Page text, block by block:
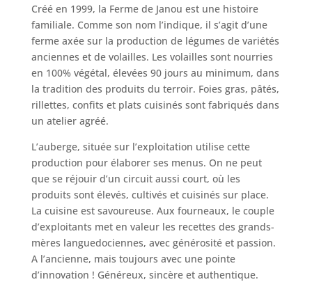
Créé en 1999, la Ferme de Janou est une histoire
familiale. Comme son nom l’indique, il s’agit d’une
ferme axée sur la production de légumes de variétés
anciennes et de volailles. Les volailles sont nourries
en 100% végétal, élevées 90 jours au minimum, dans
la tradition des produits du terroir. Foies gras, pâtés,
rillettes, confits et plats cuisinés sont fabriqués dans
un atelier agréé.
L’auberge, située sur l’exploitation utilise cette
production pour élaborer ses menus. On ne peut
que se réjouir d’un circuit aussi court, où les
produits sont élevés, cultivés et cuisinés sur place.
La cuisine est savoureuse. Aux fourneaux, le couple
d’exploitants met en valeur les recettes des grands-
mères languedociennes, avec générosité et passion.
A l’ancienne, mais toujours avec une pointe
d’innovation ! Généreux, sincère et authentique.